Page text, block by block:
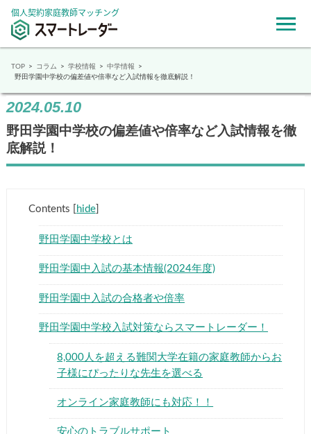
個人契約家庭教師マッチング
TOP コラム 学校情報
中学情報
野田学園中学校の偏差値や倍率など入試情報を徹底解説！
2024.05.10
野田学園中学校の偏差値や倍率など入試情報を徹
底解説！
Contents hide]
野田学園中学校とは
野田学園中入試の基本情報(2024年度)
野田学園中入試の合格者や倍率
野田学園中学校入試対策ならスマートレーダー！
8,000人を超える難関大学在籍の家庭教師からお
子様にぴったりな先生を選べる
オンライン家庭教師にも対応！！
安心のトラブルサポート